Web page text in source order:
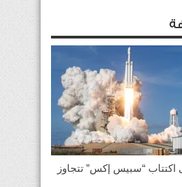
اكتتاب “سبيس إكس” تتجاوز